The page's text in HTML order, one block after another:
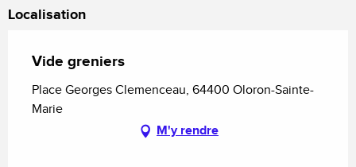
Localisation
Vide greniers
Place Georges Clemenceau, 64400 Oloron-Sainte-
Marie
M'y rendre